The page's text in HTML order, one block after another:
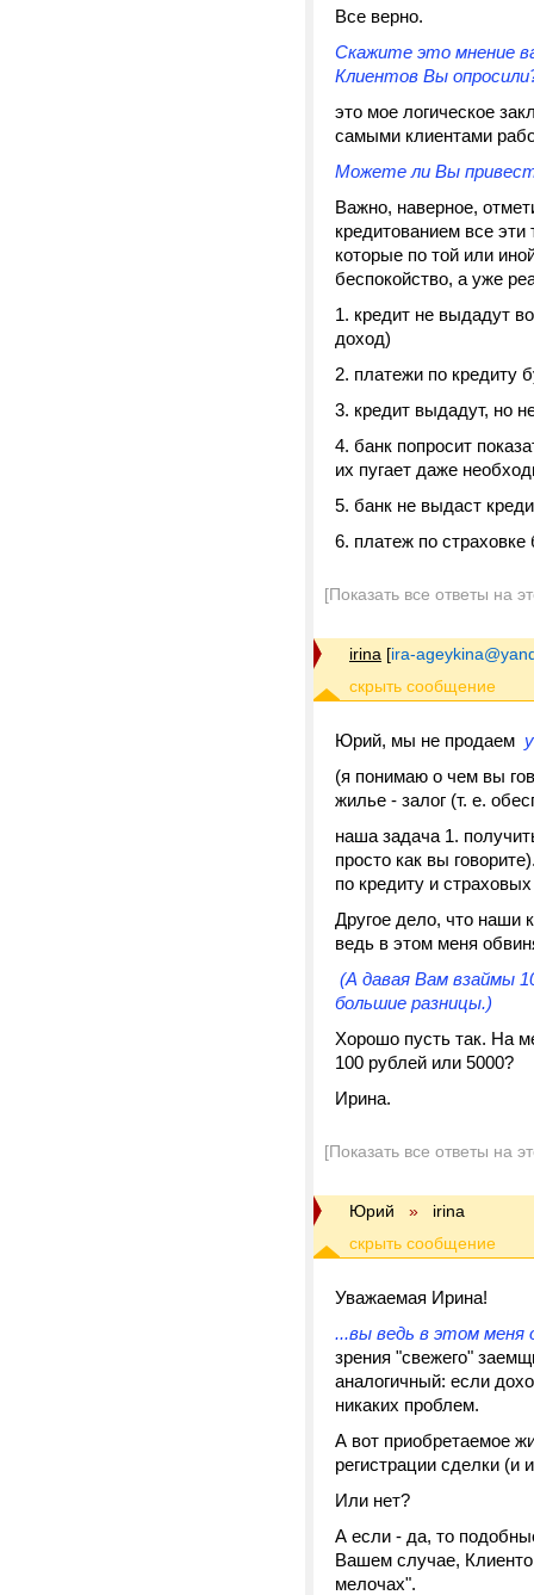
Все верно.
Скажите это мнение
Клиентов Вы
это мое логическое
самыми клиентами
Можете ли Вы
Важно, наверное,
кредитованием все
которые по той или
беспокойство, а уже
1. кредит не выдадут
доход)
2. платежи по кредиту
3. кредит выдадут, но
4. банк попросит
их пугает даже
5. банк не выдаст
6. платеж по
[Показать все ответы на
irina [ira-
Юрий, мы не продаем
(я понимаю о чем вы
жилье - залог (т. е.
наша задача 1.
просто как вы
по кредиту и
Другое дело, что наши
ведь в этом меня
(А давая Вам взаймы
большие разницы.)
Хорошо пусть так. На
100 рублей или 5000?
Ирина.
[Показать все ответы на
Юрий » irina
Уважаемая Ирина!
...вы ведь в этом меня
зрения "свежего"
аналогичный: если
никаких проблем.
А вот приобретаемое
регистрации сделки (и
Или нет?
А если - да, то
Вашем случае,
мелочах".